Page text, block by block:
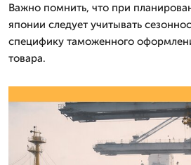
Важно помнить, что при
японии следует учитывать
специфику таможенного
товара.